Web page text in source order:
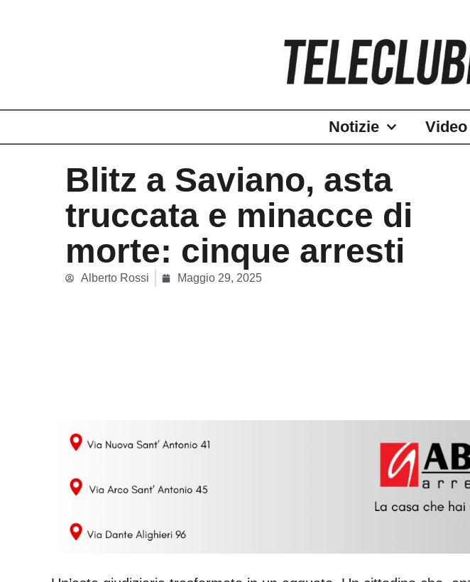
Notizie Video
Blitz a Saviano, asta
truccata e minacce di
morte: cinque arresti
Alberto Rossi Maggio 29, 2025